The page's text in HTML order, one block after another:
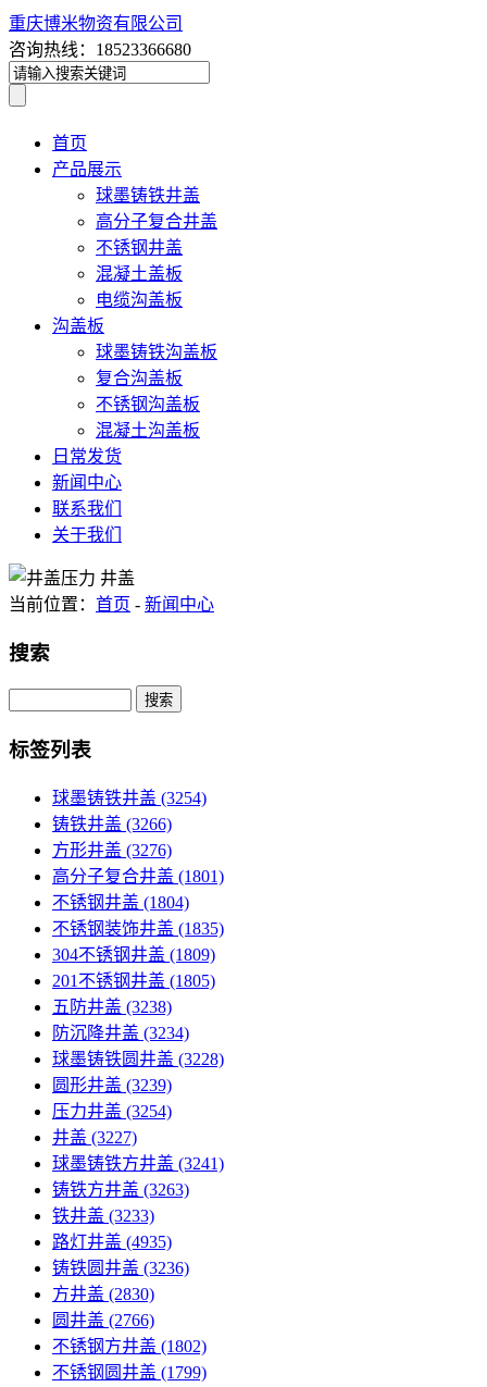
重庆博米物资有限公司
咨询热线：18523366680
首页
产品展示
球墨铸铁井盖
高分子复合井盖
不锈钢井盖
混凝土盖板
电缆沟盖板
沟盖板
球墨铸铁沟盖板
复合沟盖板
不锈钢沟盖板
混凝土沟盖板
日常发货
新闻中心
联系我们
关于我们
当前位置： 首页 - 新闻中心
搜索
Search
标签列表
球墨铸铁井盖 (3254)
铸铁井盖 (3266)
方形井盖 (3276)
高分子复合井盖 (1801)
不锈钢井盖 (1804)
不锈钢装饰井盖 (1835)
304不锈钢井盖 (1809)
201不锈钢井盖 (1805)
五防井盖 (3238)
防沉降井盖 (3234)
球墨铸铁圆井盖 (3228)
圆形井盖 (3239)
压力井盖 (3254)
井盖 (3227)
球墨铸铁方井盖 (3241)
铸铁方井盖 (3263)
铁井盖 (3233)
路灯井盖 (4935)
铸铁圆井盖 (3236)
方井盖 (2830)
圆井盖 (2766)
不锈钢方井盖 (1802)
不锈钢圆井盖 (1799)